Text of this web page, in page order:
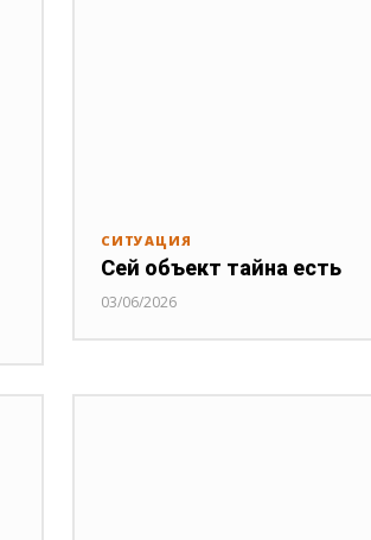
СИТУАЦИЯ
Сей объект тайна есть
03/06/2026